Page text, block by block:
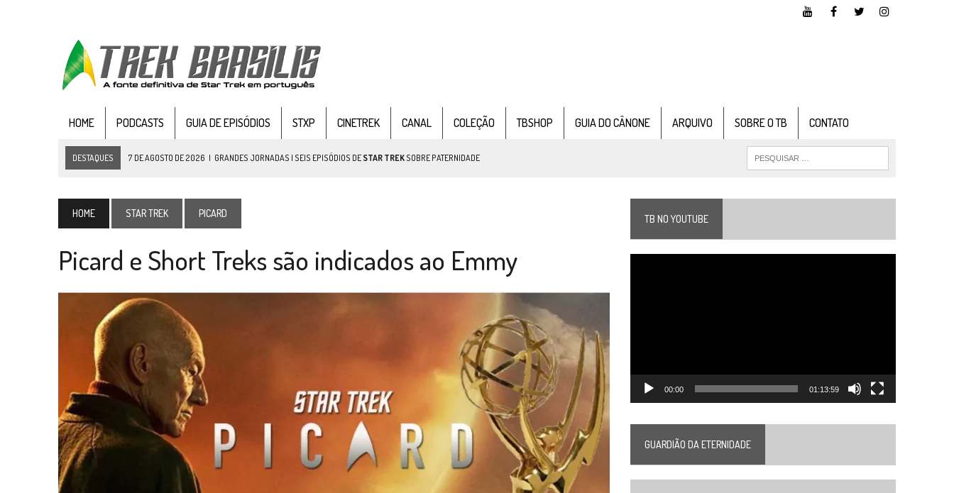
HOME PODCASTS GUIA DE EPISÓDIOS STXP CINETREK CANAL COLEÇÃO TBSHOP GUIA DO CÂNONE ARQUIVO SOBRE O TB CONTATO
DESTAQUES 7 DE AGOSTO DE 2026 | GRANDES JORNADAS | SEIS EPISÓDIOS DE STAR TREK SOBRE PATERNIDADE
5 DE AGOSTO DE 2026 | BALDE DO ODO #122 CHILDREN OF TIME
4 DE AGOSTO DE 2026 | REVISITANDO “HIDE AND Q” (TNG 1×09)
3 DE AGOSTO DE 2026 | PARAMOUNT E CBS DERRUBAM NOVO VÍDEO DO FILME DE FÃS AXANAR HORAS APÓS ESTREIA
2 DE AGOSTO DE 2026 TB AO VIVO | STAR TREK: STRANGE NEW WORLDS – “THE GRIFFIN INCIDENT” (4×02)
1 DE AGOSTO DE 2026 ELENCO DE STRANGE NEW WORLDS ENCARA O FIM DE UMA ERA NA SDCC
8 DE AGOSTO DE 2026 NOVO VOLUME DA A NOVA GERAÇÃO
HOME STAR TREK PICARD
Picard e Short Treks são indicados ao Emmy
TB NO YOUTUBE
00:00 01:13:59
GUARDIÃO DA ETERNIDADE